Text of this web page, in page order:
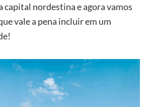
capital nordestina e agora vamos
vale a pena incluir em um